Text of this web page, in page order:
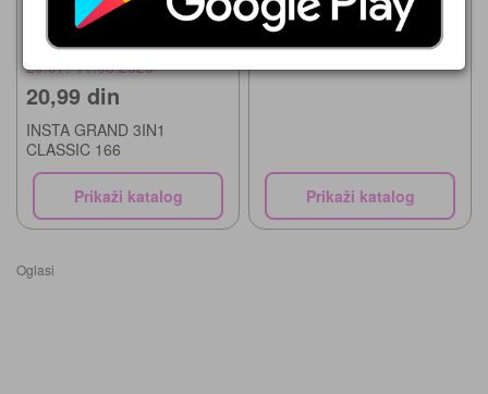
Leon Diskont
29.07.-11.08.2026
20,99 din
INSTA GRAND 3IN1
CLASSIC 166
Prikaži katalog Prikaži katalog
Oglasi